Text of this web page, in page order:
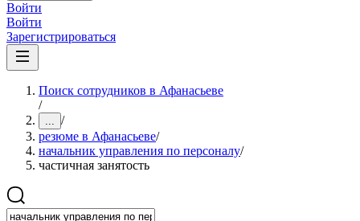
Войти
Войти
Зарегистрироваться
Поиск сотрудников в Афанасьеве
/
... /
резюме в Афанасьеве/
начальник управления по персоналу/
частичная занятость